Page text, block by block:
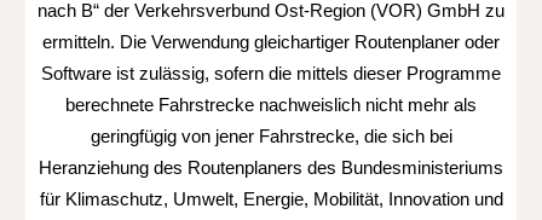
nach B“ der Verkehrsverbund Ost-Region (VOR) GmbH zu
ermitteln. Die Verwendung gleichartiger Routenplaner oder
Software ist zulässig, sofern die mittels dieser Programme
berechnete Fahrstrecke nachweislich nicht mehr als
geringfügig von jener Fahrstrecke, die sich bei
Heranziehung des Routenplaners des Bundesministeriums
für Klimaschutz, Umwelt, Energie, Mobilität, Innovation und